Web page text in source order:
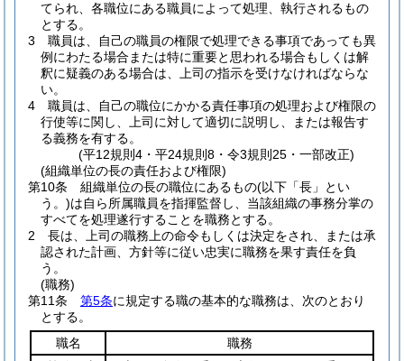
てられ、各職位にある職員によって処理、執行されるもの
とする。
3
職員は、自己の職員の権限で処理できる事項であっても異
例にわたる場合または特に重要と思われる場合もしくは解
釈に疑義のある場合は、上司の指示を受けなければならな
い。
4
職員は、自己の職位にかかる責任事項の処理および権限の
行使等に関し、上司に対して適切に説明し、または報告す
る義務を有する。
(平12規則4・平24規則8・令3規則25・一部改正)
(組織単位の長の責任および権限)
第10条
組織単位の長の職位にあるもの(以下「長」とい
う。)は自ら所属職員を指揮監督し、当該組織の事務分掌の
すべてを処理遂行することを職務とする。
2
長は、上司の職務上の命令もしくは決定をされ、または承
認された計画、方針等に従い忠実に職務を果す責任を負
う。
(職務)
第11条
第5条に規定する職の基本的な職務は、次のとおり
とする。
職名
職務